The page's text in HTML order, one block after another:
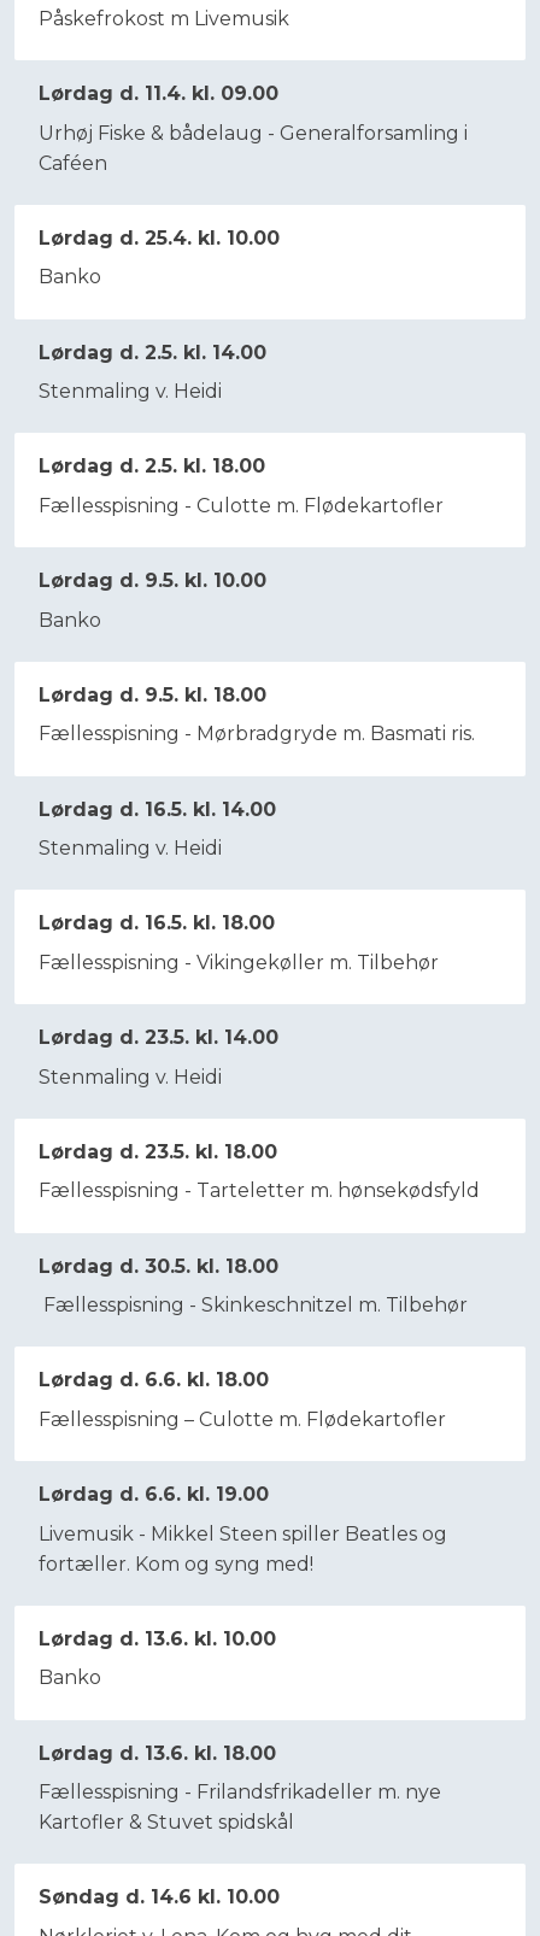
Påskefrokost m Livemusik
Lørdag d. 11.4. kl. 09.00
Urhøj Fiske & bådelaug - Generalforsamling i
Caféen
Lørdag d. 25.4. kl. 10.00
Banko​
Lørdag d. 2.5. kl. 14.00
​Stenmaling v. Heidi
Lørdag d. 2.5. kl. 18.00
Fællesspisning - Culotte m. Flødekartofler
Lørdag d. 9.5. kl. 10.00
Banko
Lørdag d. 9.5. kl. 18.00
Fællesspisning - Mørbradgryde m. Basmati ris.
Lørdag d. 16.5. kl. 14.00
Stenmaling v. Heidi
Lørdag d. 16.5. kl. 18.00
Fællesspisning - Vikingekøller m. Tilbehør
Lørdag d. 23.5. kl. 14.00
Stenmaling v. Heidi
Lørdag d. 23.5. kl. 18.00
Fællesspisning - Tarteletter m. hønsekødsfyld
Lørdag d. 30.5. kl. 18.00
Fællesspisning - Skinkeschnitzel m. Tilbehør
Lørdag d. 6.6. kl. 18.00
Fællesspisning – Culotte m. Flødekartofler
Lørdag d. 6.6. kl. 19.00
Livemusik - Mikkel Steen spiller Beatles og
fortæller. Kom og syng med!
Lørdag d. 13.6. kl. 10.00
Banko
Lørdag d. 13.6. kl. 18.00
Fællesspisning - Frilandsfrikadeller m. nye
Kartofler & Stuvet spidskål
Søndag d. 14.6 kl. 10.00